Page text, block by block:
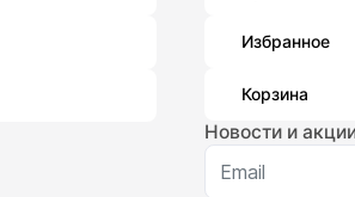
Избранное
Корзина
Новости и